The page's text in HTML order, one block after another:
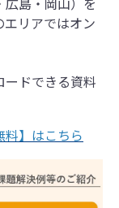
リアではオン
ードできる資料
】はこちら